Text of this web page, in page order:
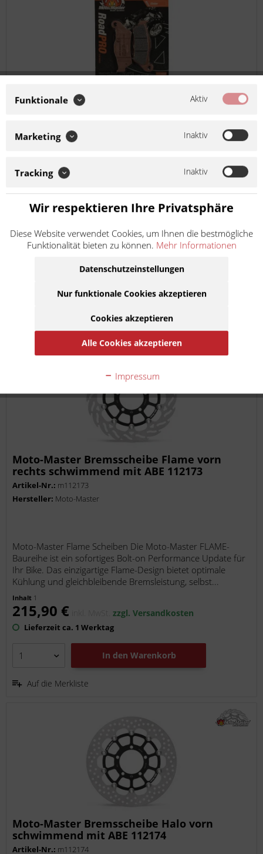
Moto-Master Bremsbelag RoadPRO Sinter
vorn 403201
Hersteller:Moto-Master
Moto-Master RoadPRO Sinter front Gesinterter Bremsbelag
für die Vorderachse. Entwickelt für die neue Generation von
Hochleistungssport-, Touren- und kundenspezifischen
Motorrädern. Er bietet eine Kombination aus...
Inhalt 1
41,90 € inkl. MwSt.zzgl. Versandkosten
Lieferzeit ca. 1 Werktag
In den Warenkorb
Moto-Master Bremsscheibe Flame vorn
rechts schwimmend mit ABE 112173
Artikel-Nr.: m112173
Hersteller: Moto-Master
Moto-Master Flame Scheiben Die Moto-Master FLAME-
Baureihe ist ein sofortiges Bolt-on Performance Update für
Ihr Bike. Das einzigartige Flame-Design bietet optimale
Kühlung und gleichbleibende Bremsleistung, selbst...
Inhalt 1
215,90 € inkl. MwSt.zzgl. Versandkosten
Lieferzeit ca. 1 Werktag
In den Warenkorb
Auf die Merkliste
Moto-Master Bremsscheibe Halo vorn
schwimmend mit ABE 112174
Artikel-Nr.: m112174
Funktionale Aktiv
Marketing Inaktiv
Tracking Inaktiv
Wir respektieren Ihre Privatsphäre
Diese Website verwendet Cookies, um Ihnen die bestmögliche
Funktionalität bieten zu können. Mehr Informationen
Datenschutzeinstellungen
Nur funktionale Cookies akzeptieren
Cookies akzeptieren
Alle Cookies akzeptieren
Impressum